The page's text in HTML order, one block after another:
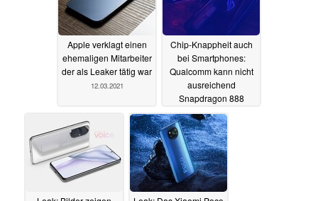
Apple verklagt einen
ehemaligen Mitarbeiter
der als Leaker tätig war
12.03.2021
Chip-Knappheit auch
bei Smartphones:
Qualcomm kann nicht
ausreichend
Snapdragon 888
fertigen12.03.2021